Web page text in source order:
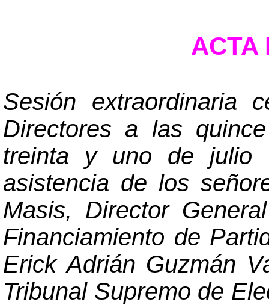
ACTA
Sesión extraordinaria
Directores a las
treinta y uno de julio
asistencia de los
Masis, Director
Financiamiento de
Erick Adrián Guzmán
Tribunal Supremo de